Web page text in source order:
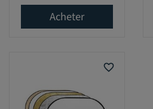
Acheter
favorite_border